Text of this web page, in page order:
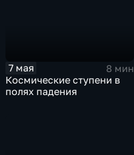
7 мая
8 мин
Космические ступени в
полях падения